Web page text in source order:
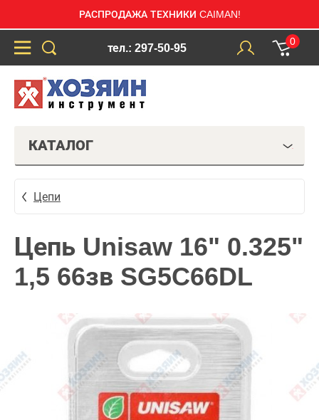
РАСПРОДАЖА ТЕХНИКИ CAIMAN!
тел.: 297-50-95
0
КАТАЛОГ
Цепи
Цепь Unisaw 16" 0.325"
1,5 66зв SG5C66DL